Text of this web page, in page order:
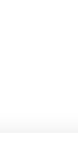
Kort sagt är